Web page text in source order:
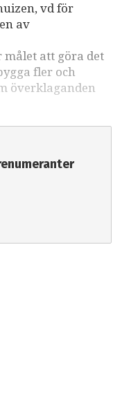
vd för
av
att göra det
fler och
överklaganden